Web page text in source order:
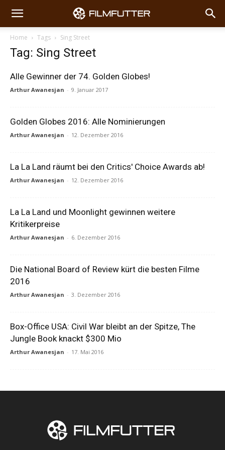
Home Tags Sing Street
Tag: Sing Street
Alle Gewinner der 74. Golden Globes!
Arthur Awanesjan - 9. Januar 2017
Golden Globes 2016: Alle Nominierungen
Arthur Awanesjan - 12. Dezember 2016
La La Land räumt bei den Critics' Choice Awards ab!
Arthur Awanesjan - 12. Dezember 2016
La La Land und Moonlight gewinnen weitere
Kritikerpreise
Arthur Awanesjan - 6. Dezember 2016
Die National Board of Review kürt die besten Filme
2016
Arthur Awanesjan - 3. Dezember 2016
Box-Office USA: Civil War bleibt an der Spitze, The
Jungle Book knackt $300 Mio
Arthur Awanesjan - 17. Mai 2016